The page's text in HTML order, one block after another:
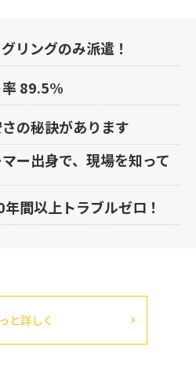
リングのみ派遣！
89.5%
の秘訣があります
ー出身で、現場を知って
間以上トラブルゼロ！
と詳しく